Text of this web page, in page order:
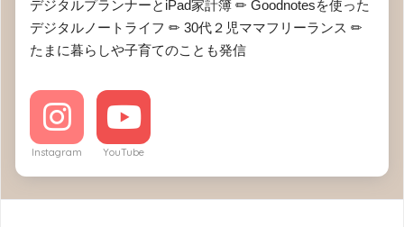
デジタルプランナーとiPad家計簿 ✏︎ Goodnotesを使った
デジタルノートライフ ✏︎ 30代２児ママフリーランス ✏︎
たまに暮らしや子育てのことも発信
Instagram YouTube